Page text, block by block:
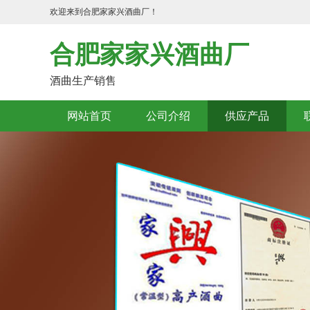
欢迎来到合肥家家兴酒曲厂！
合肥家家兴酒曲厂
酒曲生产销售
网站首页 公司介绍 供应产品